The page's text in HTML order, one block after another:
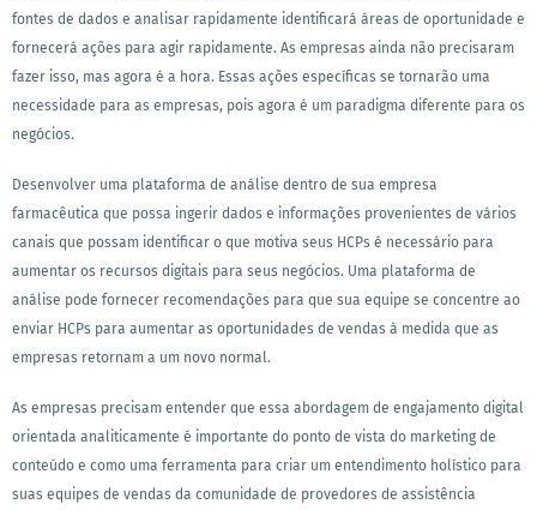
fontes de dados e analisar rapidamente identificará áreas de oportunidade e
fornecerá ações para agir rapidamente. As empresas ainda não precisaram
fazer isso, mas agora é a hora. Essas ações específicas se tornarão uma
necessidade para as empresas, pois agora é um paradigma diferente para os
negócios.
Desenvolver uma plataforma de análise dentro de sua empresa
farmacêutica que possa ingerir dados e informações provenientes de vários
canais que possam identificar o que motiva seus HCPs é necessário para
aumentar os recursos digitais para seus negócios. Uma plataforma de
análise pode fornecer recomendações para que sua equipe se concentre ao
enviar HCPs para aumentar as oportunidades de vendas à medida que as
empresas retornam a um novo normal.
As empresas precisam entender que essa abordagem de engajamento digital
orientada analiticamente é importante do ponto de vista do marketing de
conteúdo e como uma ferramenta para criar um entendimento holístico para
suas equipes de vendas da comunidade de provedores de assistência